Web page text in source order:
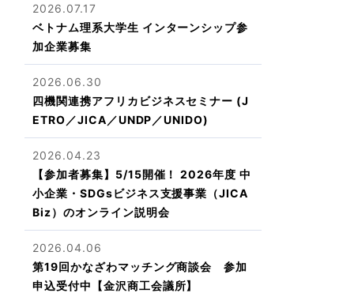
2026.07.17
ベトナム理系大学生 インターンシップ参
加企業募集
2026.06.30
四機関連携アフリカビジネスセミナー (J
ETRO／JICA／UNDP／UNIDO)
2026.04.23
【参加者募集】5/15開催！ 2026年度 中
小企業・SDGsビジネス支援事業（JICA
Biz）のオンライン説明会
2026.04.06
第19回かなざわマッチング商談会 参加
申込受付中【金沢商工会議所】